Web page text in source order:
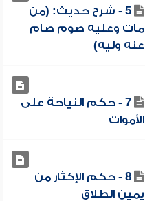
5 - شرح حديث: (من
مات وعليه صوم صام
عنه وليه)
7 - حكم النياحة على
الأموات
8 - حكم الإكثار من
يمين الطلاق